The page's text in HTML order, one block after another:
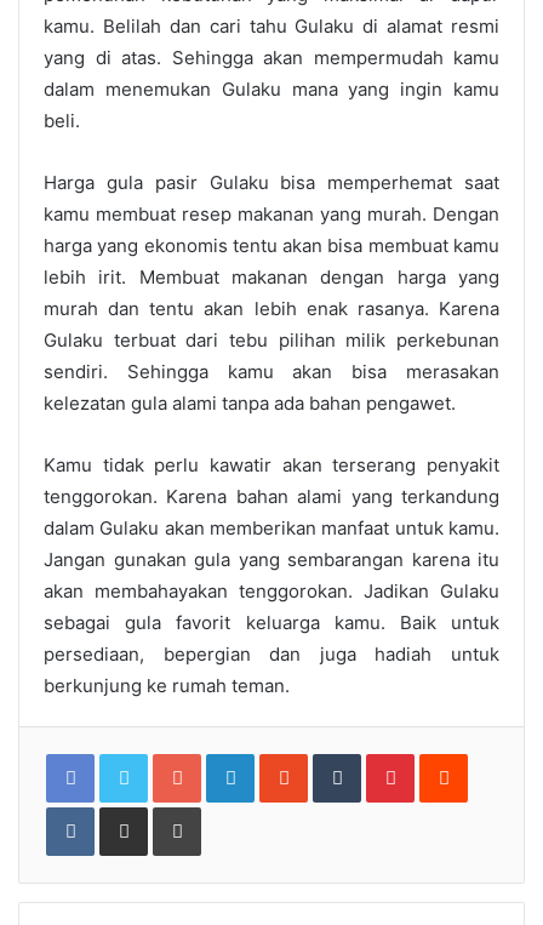
kamu. Belilah dan cari tahu Gulaku di alamat resmi
yang di atas. Sehingga akan mempermudah kamu
dalam menemukan Gulaku mana yang ingin kamu
beli.
Harga gula pasir Gulaku bisa memperhemat saat
kamu membuat resep makanan yang murah. Dengan
harga yang ekonomis tentu akan bisa membuat kamu
lebih irit. Membuat makanan dengan harga yang
murah dan tentu akan lebih enak rasanya. Karena
Gulaku terbuat dari tebu pilihan milik perkebunan
sendiri. Sehingga kamu akan bisa merasakan
kelezatan gula alami tanpa ada bahan pengawet.
Kamu tidak perlu kawatir akan terserang penyakit
tenggorokan. Karena bahan alami yang terkandung
dalam Gulaku akan memberikan manfaat untuk kamu.
Jangan gunakan gula yang sembarangan karena itu
akan membahayakan tenggorokan. Jadikan Gulaku
sebagai gula favorit keluarga kamu. Baik untuk
persediaan, bepergian dan juga hadiah untuk
berkunjung ke rumah teman.
Google+LinkedInStumbleUpon
TumblrPinterestReddit
VKontakteShare
Email
Print